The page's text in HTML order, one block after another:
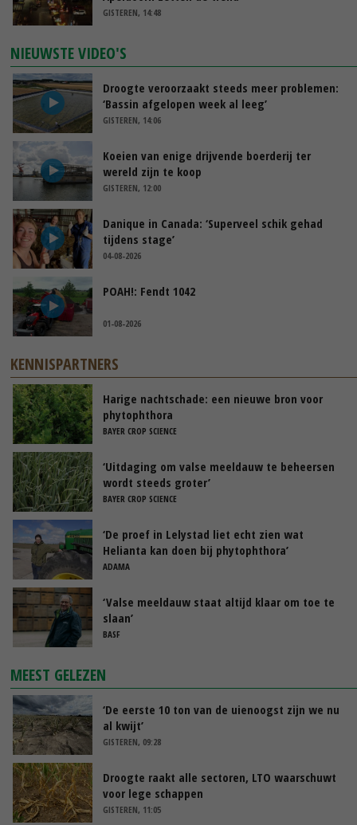
GISTEREN, 14:48
NIEUWSTE VIDEO'S
Droogte veroorzaakt steeds meer problemen:
‘Bassin afgelopen week al leeg’
GISTEREN, 14:06
Koeien van enige drijvende boerderij ter
wereld zijn te koop
GISTEREN, 12:00
Danique in Canada: ‘Superveel schik gehad
tijdens stage’
04-08-2026
POAH!: Fendt 1042
01-08-2026
KENNISPARTNERS
Harige nachtschade: een nieuwe bron voor
phytophthora
BAYER CROP SCIENCE
‘Uitdaging om valse meeldauw te beheersen
wordt steeds groter’
BAYER CROP SCIENCE
‘De proef in Lelystad liet echt zien wat
Helianta kan doen bij phytophthora’
ADAMA
‘Valse meeldauw staat altijd klaar om toe te
slaan’
BASF
MEEST GELEZEN
‘De eerste 10 ton van de uienoogst zijn we nu
al kwijt’
GISTEREN, 09:28
Droogte raakt alle sectoren, LTO waarschuwt
voor lege schappen
GISTEREN, 11:05